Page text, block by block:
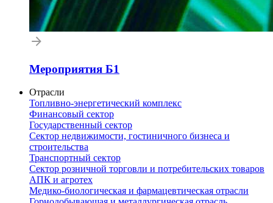
Мероприятия Б1
Отрасли
Топливно-энергетический комплекс
Финансовый сектор
Государственный сектор
Сектор недвижимости, гостиничного бизнеса и
строительства
Транспортный сектор
Сектор розничной торговли и потребительских товаров
АПК и агротех
Медико-биологическая и фармацевтическая отрасли